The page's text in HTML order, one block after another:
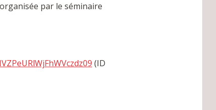
par le séminaire
(ID